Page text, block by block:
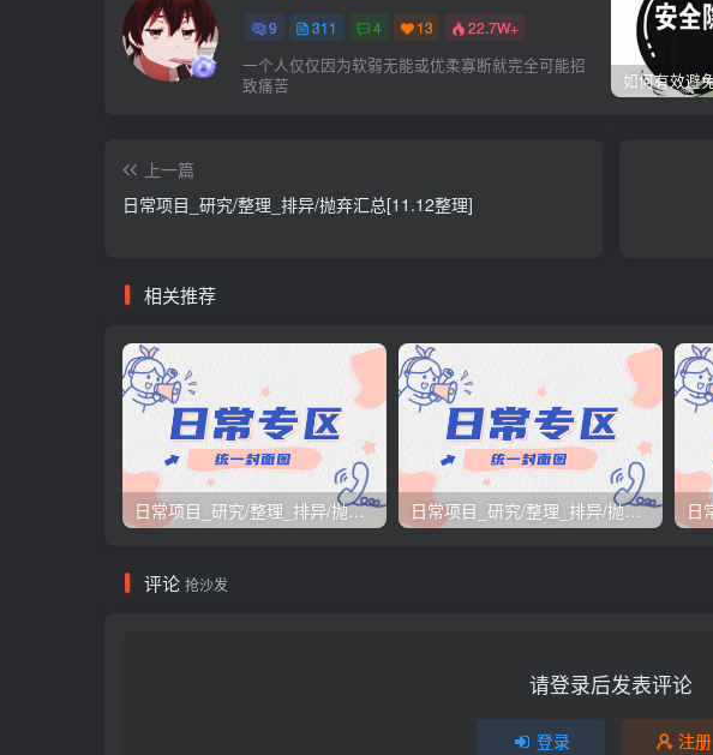
9 311 4 13 22.7W+
一个人仅仅因为软弱无能或优柔寡断就完全可能招
致痛苦
上一篇
日常项目_研究/整理_排异/抛弃汇总[11.12整理]
相关推荐
日常项目_研究/整理_排异/抛弃汇总[26.3.15-3.21整理] 日常项目_研究/整理_排异/抛弃汇总[25.12.1-12.12整理]
评论 抢沙发
请登录后发表评论
登录 注册